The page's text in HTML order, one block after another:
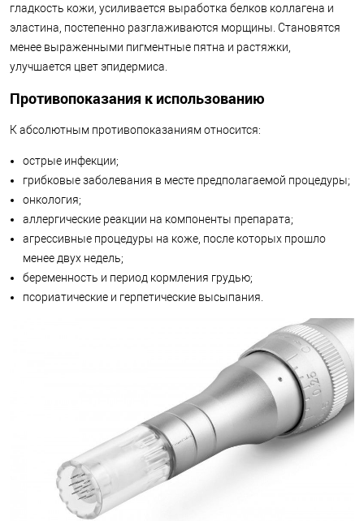
гладкость кожи, усиливается выработка белков коллагена и
эластина, постепенно разглаживаются морщины. Становятся
менее выраженными пигментные пятна и растяжки,
улучшается цвет эпидермиса.
Противопоказания к использованию
К абсолютным противопоказаниям относится:
острые инфекции;
грибковые заболевания в месте предполагаемой процедуры;
онкология;
аллергические реакции на компоненты препарата;
агрессивные процедуры на коже, после которых прошло
менее двух недель;
беременность и период кормления грудью;
псориатические и герпетические высыпания.